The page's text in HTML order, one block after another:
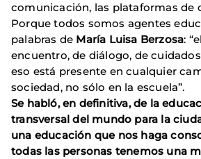
comunicación, las plataformas de
Porque todos somos agentes
palabras de María Luisa Berzosa:
encuentro, de diálogo, de
eso está presente en cualquier
sociedad, no sólo en la escuela”.
Se habló, en definitiva, de la
transversal del mundo para la
una educación que nos haga
todas las personas tenemos una